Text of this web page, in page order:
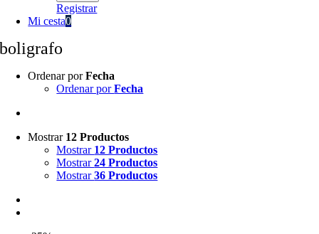
Registrar
Mi cesta0
boligrafo
Ordenar porFecha
Ordenar porFecha
Mostrar 12 Productos
Mostrar 12 Productos
Mostrar24 Productos
Mostrar36 Productos